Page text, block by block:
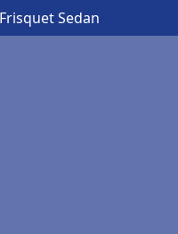
Sedan